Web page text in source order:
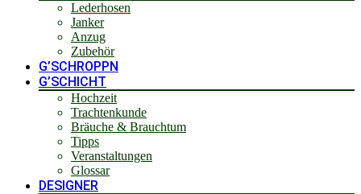
Lederhosen
Janker
Anzug
Zubehör
G’SCHROPPN
G’SCHICHT
Hochzeit
Trachtenkunde
Bräuche & Brauchtum
Tipps
Veranstaltungen
Glossar
DESIGNER